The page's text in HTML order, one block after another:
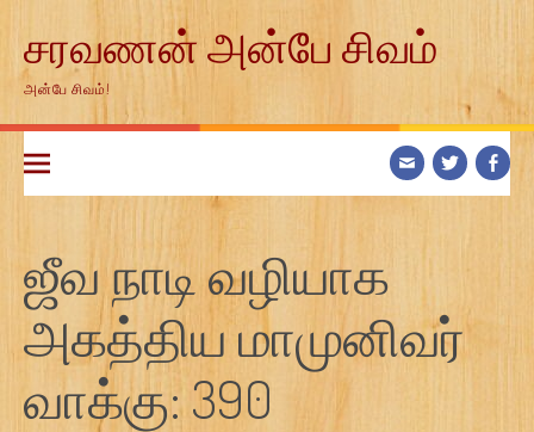
contentசரவணன் அன்பே சிவம்
அன்பே சிவம்!
ஜீவ நாடி வழியாக
அகத்திய மாமுனிவர்
வாக்கு: 390